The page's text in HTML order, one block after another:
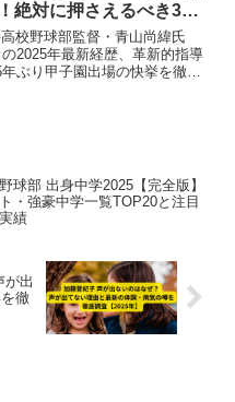
絶対に押さえるべき3つ
校野球部監督・青山尚緯氏
の2025年最新経歴、革新的指導
ぶり甲子園出場の快挙を徹底
球部 出身中学2025【完全版】
・強豪中学一覧TOP20と注目
績
が出
徹